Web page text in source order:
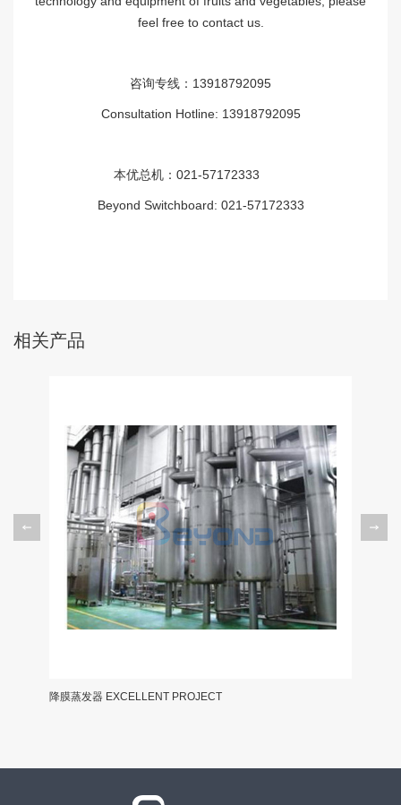
feel free to contact us.
咨询专线：13918792095
Consultation Hotline: 13918792095
本优总机：021-57172333
Beyond Switchboard: 021-57172333
相关产品
降膜蒸发器 EXCELLENT PROJECT